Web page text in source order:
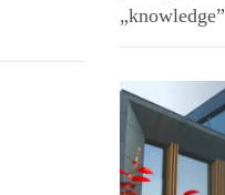
„knowledge”